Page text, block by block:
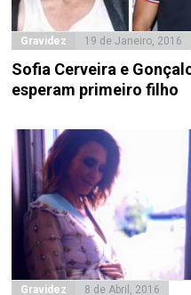
Gravidez 19 de Janeiro, 2016
Sofia Cerveira e
esperam primeiro filho
Gravidez 8 de Abril, 2016